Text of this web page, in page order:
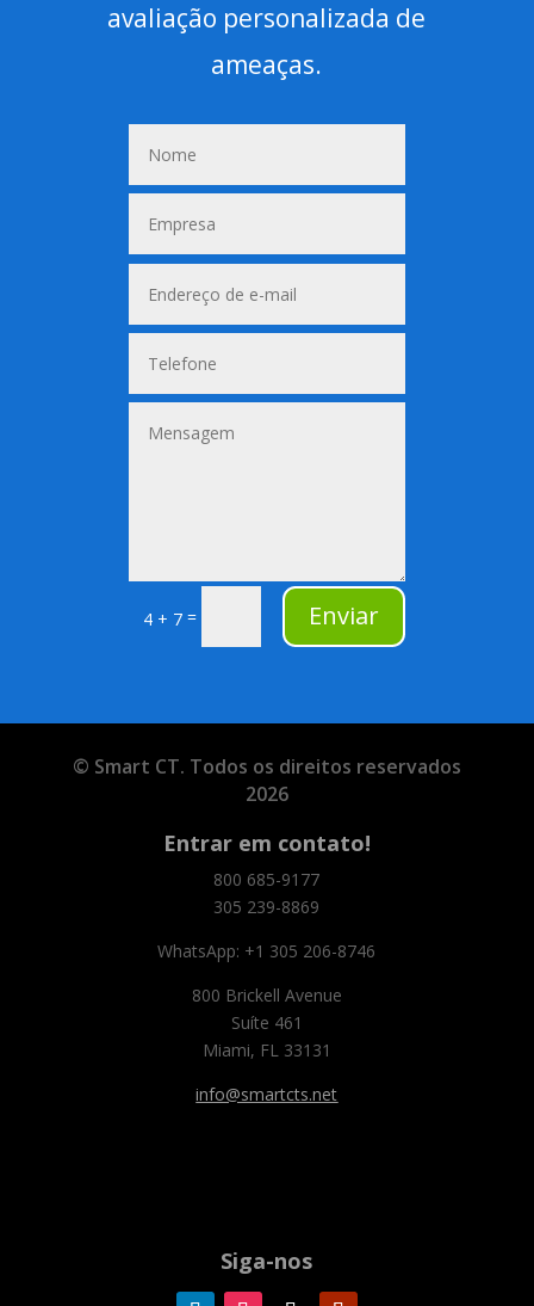
avaliação personalizada de
ameaças.
4 + 7 = Enviar
© Smart CT. Todos os direitos reservados
2026
Entrar em contato!
800 685-9177
305 239-8869
WhatsApp: +1 305 206-8746
800 Brickell Avenue
Suíte 461
Miami, FL 33131
info@smartcts.net
Siga-nos